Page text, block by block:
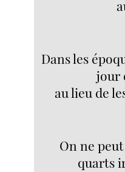
Dans les
jour
au lieu de
On ne
quarts